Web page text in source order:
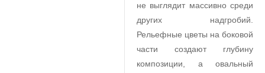
не выглядит массивно среди
других надгробий.
Рельефные цветы на боковой
части создают глубину
композиции, а овальный